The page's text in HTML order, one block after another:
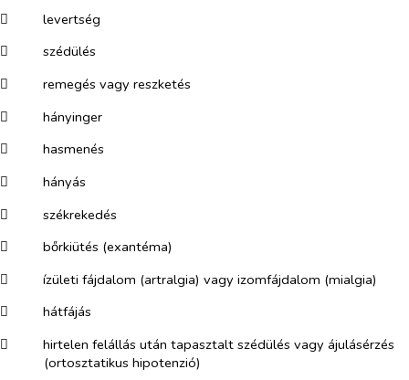
​
levertség
​
szédülés
​
remegés vagy reszketés
​
hányinger
​
hasmenés
​
hányás
​
székrekedés
​
bőrkiütés (exantéma)
​
ízületi fájdalom (artralgia) vagy izomfájdalom (mialgia)
​
hátfájás
​
hirtelen felállás után tapasztalt szédülés vagy ájulásérzés
(ortosztatikus hipotenzió)